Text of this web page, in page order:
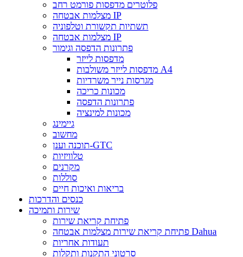
פלוטרים מדפסות פורמט רחב
מצלמות אבטחה IP
תשתיות תקשורת וטלפוניה
מצלמות אבטחה IP
פתרונות הדפסה וגימור
מדפסות לייזר
מדפסות לייזר משולבות A4
מגרסות נייר משרדיות
מכונות כריכה
פתרונות הדפסה
מכונות למינציה
גיימינג
מחשוב
תוכנה וענן-GTC
טלוויזיות
מקרנים
סוללות
בריאות ואיכות חיים
כנסים והדרכות
שירות ותמיכה
פתיחת קריאת שירות
פתיחת קריאת שירות מצלמות אבטחה Dahua
תעודות אחריות
סרטוני התקנות ותקלות